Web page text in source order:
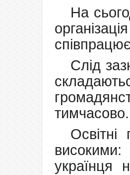
На
Слід
тимчасово.
Освітні
українця